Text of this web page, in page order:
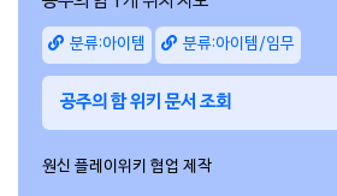
분류:아이템 분류:아이템/임무
공주의 함 위키 문서 조회
원신 플레이위키 협업 제작